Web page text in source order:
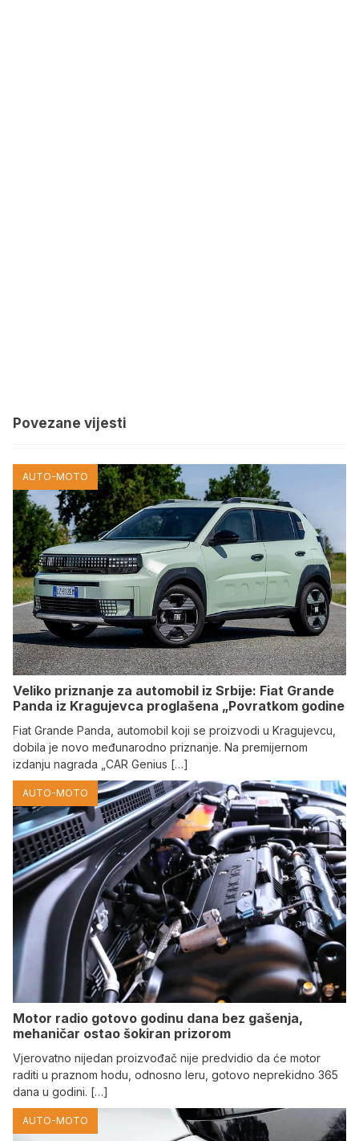
Povezane vijesti
AUTO-MOTO
Veliko priznanje za automobil iz Srbije: Fiat Grande
Panda iz Kragujevca proglašena „Povratkom godine
Fiat Grande Panda, automobil koji se proizvodi u Kragujevcu,
dobila je novo međunarodno priznanje. Na premijernom
izdanju nagrada „CAR Genius […]
AUTO-MOTO
Motor radio gotovo godinu dana bez gašenja,
mehaničar ostao šokiran prizorom
Vjerovatno nijedan proizvođač nije predvidio da će motor
raditi u praznom hodu, odnosno leru, gotovo neprekidno 365
dana u godini. […]
AUTO-MOTO